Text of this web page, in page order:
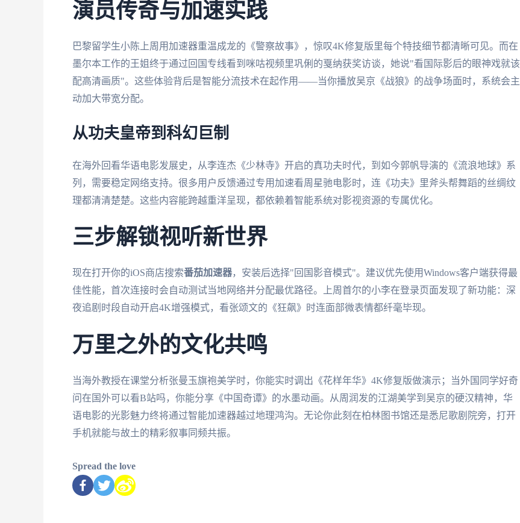
演员传奇与加速实践
巴黎留学生小陈上周用加速器重温成龙的《警察故事》，惊叹4K修复版里每个特技细节都清晰可见。而在
墨尔本工作的王姐终于通过回国专线看到咪咕视频里巩俐的戛纳获奖访谈，她说"看国际影后的眼神戏就该
配高清画质"。这些体验背后是智能分流技术在起作用——当你播放吴京《战狼》的战争场面时，系统会主
动加大带宽分配。
从功夫皇帝到科幻巨制
在海外回看华语电影发展史，从李连杰《少林寺》开启的真功夫时代，到如今郭帆导演的《流浪地球》系
列，需要稳定网络支持。很多用户反馈通过专用加速看周星驰电影时，连《功夫》里斧头帮舞蹈的丝绸纹
理都清清楚楚。这些内容能跨越重洋呈现，都依赖着智能系统对影视资源的专属优化。
三步解锁视听新世界
现在打开你的iOS商店搜索番茄加速器，安装后选择"回国影音模式"。建议优先使用Windows客户端获得最
佳性能，首次连接时会自动测试当地网络并分配最优路径。上周首尔的小李在登录页面发现了新功能：深
夜追剧时段自动开启4K增强模式，看张颂文的《狂飙》时连面部微表情都纤毫毕现。
万里之外的文化共鸣
当海外教授在课堂分析张曼玉旗袍美学时，你能实时调出《花样年华》4K修复版做演示；当外国同学好奇
问在国外可以看B站吗，你能分享《中国奇谭》的水墨动画。从周润发的江湖美学到吴京的硬汉精神，华
语电影的光影魅力终将通过智能加速器越过地理鸿沟。无论你此刻在柏林图书馆还是悉尼歌剧院旁，打开
手机就能与故土的精彩叙事同频共振。
Spread the love